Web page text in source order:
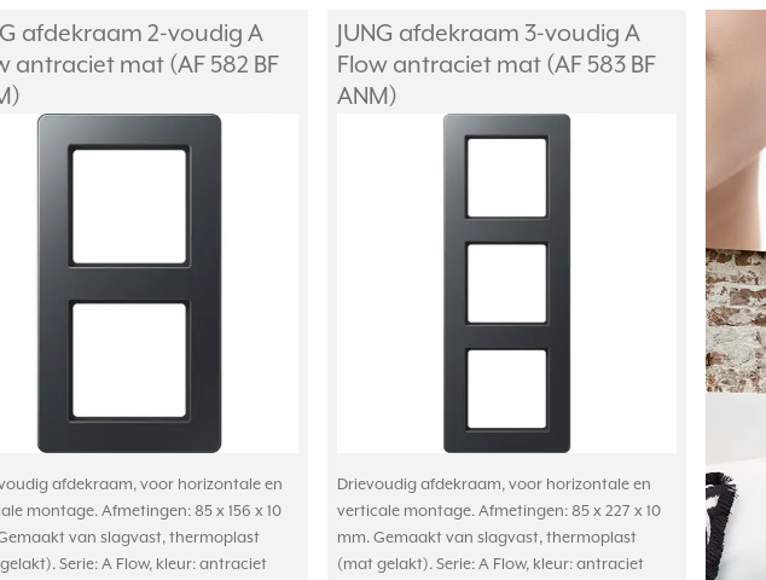
afdekraam 2-voudig A
antraciet mat (AF 582 BF
afdekraam, voor horizontale en
montage. Afmetingen: 85 x 156 x 10
van slagvast, thermoplast
Serie: A Flow, kleur: antraciet
JUNG afdekraam 3-voudig A
Flow antraciet mat (AF 583 BF
ANM)
Drievoudig afdekraam, voor horizontale en
verticale montage. Afmetingen: 85 x 227 x 10
mm. Gemaakt van slagvast, thermoplast
(mat gelakt). Serie: A Flow, kleur: antraciet